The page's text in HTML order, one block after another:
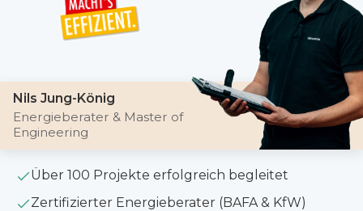
Nils Jung-König
Energieberater & Master of
Engineering
Über 100 Projekte erfolgreich begleitet
Zertifizierter Energieberater (BAFA & KfW)